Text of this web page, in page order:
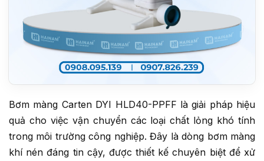
Bơm màng Carten DYI HLD40-PPFF là giải pháp hiệu
quả cho việc vận chuyển các loại chất lỏng khó tính
trong môi trường công nghiệp. Đây là dòng bơm màng
khí nén đáng tin cậy, được thiết kế chuyên biệt để xử